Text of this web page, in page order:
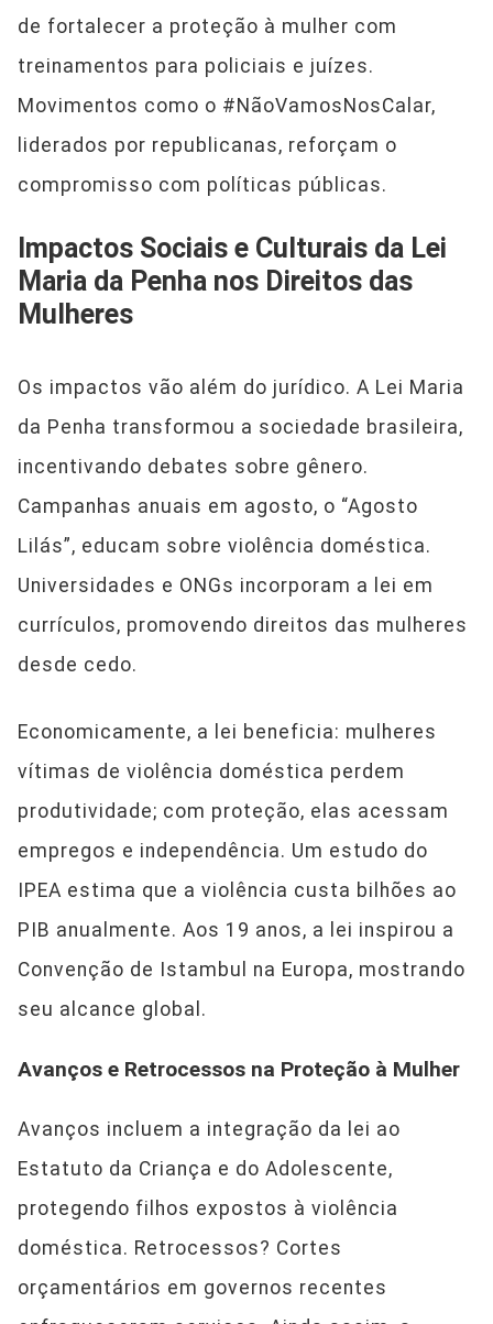
de fortalecer a proteção à mulher com
treinamentos para policiais e juízes.
Movimentos como o #NãoVamosNosCalar,
liderados por republicanas, reforçam o
compromisso com políticas públicas.
Impactos Sociais e Culturais da Lei
Maria da Penha nos Direitos das
Mulheres
Os impactos vão além do jurídico. A Lei Maria
da Penha transformou a sociedade brasileira,
incentivando debates sobre gênero.
Campanhas anuais em agosto, o “Agosto
Lilás”, educam sobre violência doméstica.
Universidades e ONGs incorporam a lei em
currículos, promovendo direitos das mulheres
desde cedo.
Economicamente, a lei beneficia: mulheres
vítimas de violência doméstica perdem
produtividade; com proteção, elas acessam
empregos e independência. Um estudo do
IPEA estima que a violência custa bilhões ao
PIB anualmente. Aos 19 anos, a lei inspirou a
Convenção de Istambul na Europa, mostrando
seu alcance global.
Avanços e Retrocessos na Proteção à Mulher
Avanços incluem a integração da lei ao
Estatuto da Criança e do Adolescente,
protegendo filhos expostos à violência
doméstica. Retrocessos? Cortes
orçamentários em governos recentes